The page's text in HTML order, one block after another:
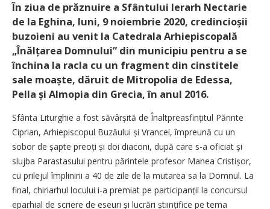
În ziua de prăznuire a Sfântului Ierarh Nectarie
de la Eghina, luni, 9 noiembrie 2020, credincioșii
buzoieni au venit la Catedrala Arhi­episcopală
„Înălțarea Domnului” din municipiu pentru a se
închina la racla cu un fragment din cinstitele
sale moaște, dăruit de Mitropolia de Edessa,
Pella și Almopia din Grecia, în anul 2016.
Sfânta Liturghie a fost să­vârșită de Înaltpreasfințitul Părinte
Ciprian, Arhiepiscopul Buzăului și Vrancei, împreună cu un
sobor de șapte preoți și doi diaconi, după care s-a oficiat și
slujba Parastasului pentru părintele profesor Manea Cristișor,
cu prilejul împlinirii a 40 de zile de la mutarea sa la Domnul. La
final, chiriarhul locului i-a premiat pe participanții la concursul
eparhial de scriere de eseuri și lucrări științifice pe tema